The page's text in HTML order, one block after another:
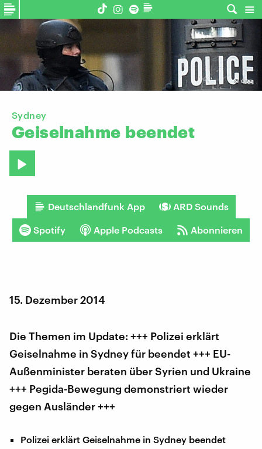
©dpa
Sydney
Geiselnahme beendet
Deutschlandfunk App ARD Sounds
Spotify Apple Podcasts Abonnieren
15. Dezember 2014
Die Themen im Update: +++ Polizei erklärt
Geiselnahme in Sydney für beendet +++ EU-
Außenminister beraten über Syrien und Ukraine
+++ Pegida-Bewegung demonstriert wieder
gegen Ausländer +++
Polizei erklärt Geiselnahme in Sydney beendet